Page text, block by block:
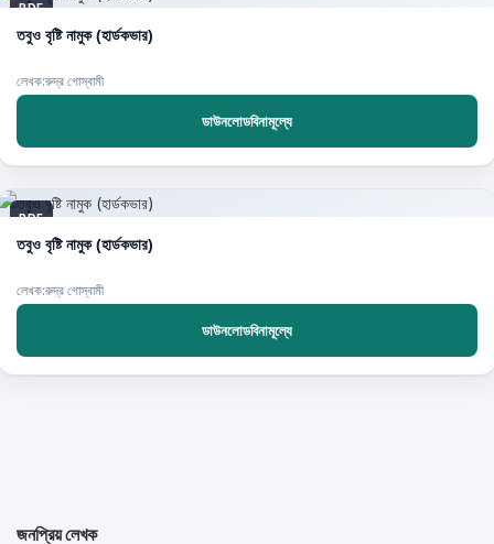
PDF
তবুও বৃষ্টি নামুক (হার্ডকভার)
লেখক:রুদ্র গোস্বামী
ডাউনলোডবিনামূল্যে
PDF
তবুও বৃষ্টি নামুক (হার্ডকভার)
লেখক:রুদ্র গোস্বামী
ডাউনলোডবিনামূল্যে
জনপ্রিয় লেখক